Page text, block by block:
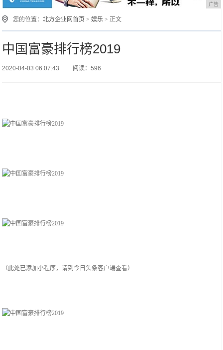
广告
您的位置：北方企业网首页 >娱乐 > 正文
中国富豪排行榜2019
2020-04-03 06:07:43 阅读：596
（此处已添加小程序，请到今日头条客户端查看）